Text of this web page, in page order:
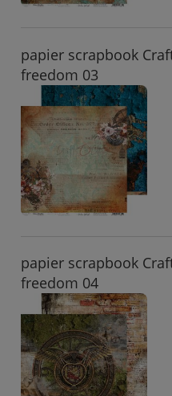
papier scrapbook
freedom 03
papier scrapbook
freedom 04